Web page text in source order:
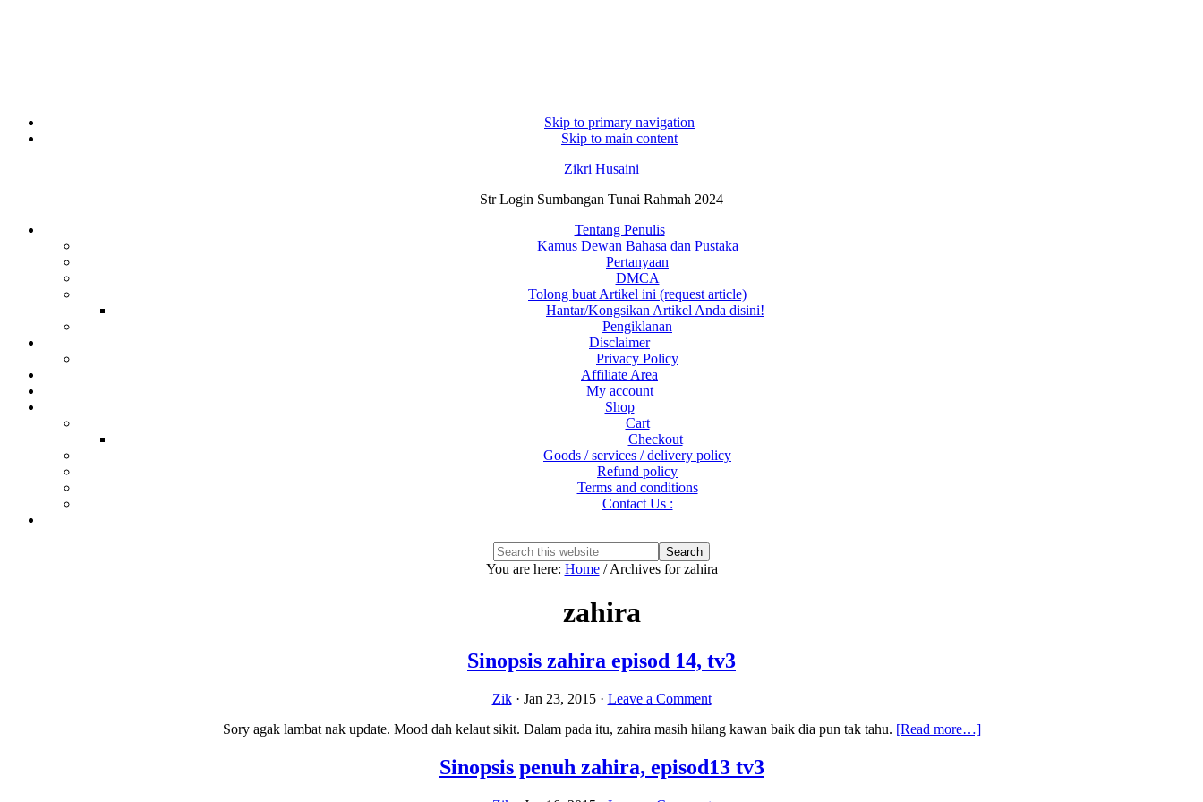
Skip to primary navigation
Skip to main content
Zikri Husaini
Str Login Sumbangan Tunai Rahmah 2024
Tentang Penulis
Kamus Dewan Bahasa dan Pustaka
Pertanyaan
DMCA
Tolong buat Artikel ini (request article)
Hantar/Kongsikan Artikel Anda disini!
Pengiklanan
Disclaimer
Privacy Policy
Affiliate Area
My account
Shop
Cart
Checkout
Goods / services / delivery policy
Refund policy
Terms and conditions
Contact Us :
Search
this
Hide
You are here: Home /Archives for zahira
zahira
Sinopsis zahira episod 14, tv3
Zik· Jan 23, 2015· Leave a Comment
Sory agak lambat nak update. Mood dah kelaut sikit. Dalam pada itu, zahira masih hilang kawan baik dia pun tak tahu. [Read more…]about
Sinopsis penuh zahira, episod13 tv3